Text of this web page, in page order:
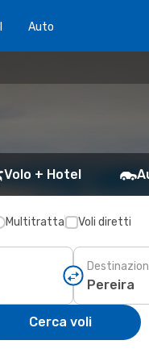
Auto
Volo + Hotel
Multitratta Voli diretti
Cerca voli